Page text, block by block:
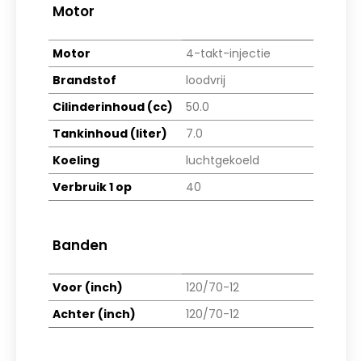
Motor
Motor
4-takt-injectie
Brandstof
loodvrij
Cilinderinhoud (cc)
50.0
Tankinhoud (liter)
7.0
Koeling
luchtgekoeld
Verbruik 1 op
40
Banden
Voor (inch)
120/70-12
Achter (inch)
120/70-12